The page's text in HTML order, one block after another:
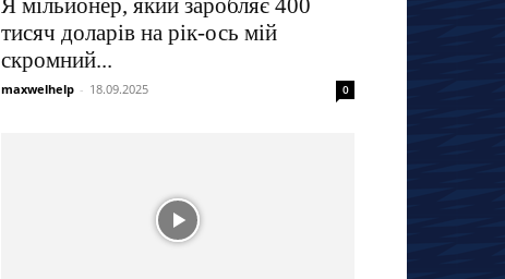
Я мільйонер, який заробляє 400
тисяч доларів на рік-ось мій
скромний...
maxwelhelp - 18.09.2025 0